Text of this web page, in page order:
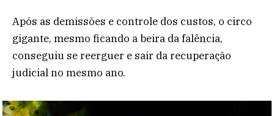
Após as demissões e controle dos custos, o circo
gigante, mesmo ficando a beira da falência,
conseguiu se reerguer e sair da recuperação
judicial no mesmo ano.